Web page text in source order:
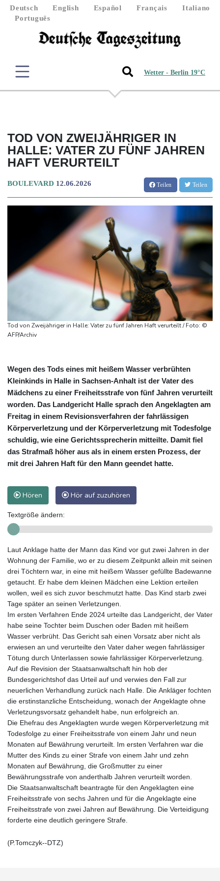
Deutsch English Español Français
Italiano
Português
Wetter - Berlin 19°C
TOD VON ZWEIJÄHRIGER IN
HALLE: VATER ZU FÜNF JAHREN
HAFT VERURTEILT
BOULEVARD 12.06.2026 Teilen Teilen
Tod von Zweijähriger in Halle: Vater zu fünf Jahren Haft verurteilt / Foto: ©
AFP/Archiv
Wegen des Tods eines mit heißem Wasser verbrühten
Kleinkinds in Halle in Sachsen-Anhalt ist der Vater des
Mädchens zu einer Freiheitsstrafe von fünf Jahren verurteilt
worden. Das Landgericht Halle sprach den Angeklagten am
Freitag in einem Revisionsverfahren der fahrlässigen
Körperverletzung und der Körperverletzung mit Todesfolge
schuldig, wie eine Gerichtssprecherin mitteilte. Damit fiel
das Strafmaß höher aus als in einem ersten Prozess, der
mit drei Jahren Haft für den Mann geendet hatte.
Hören Hör auf zuzuhören
Textgröße ändern:
Laut Anklage hatte der Mann das Kind vor gut zwei Jahren in der
Wohnung der Familie, wo er zu diesem Zeitpunkt allein mit seinen
drei Töchtern war, in eine mit heißem Wasser gefüllte Badewanne
getaucht. Er habe dem kleinen Mädchen eine Lektion erteilen
wollen, weil es sich zuvor beschmutzt hatte. Das Kind starb zwei
Tage später an seinen Verletzungen.
Im ersten Verfahren Ende 2024 urteilte das Landgericht, der Vater
habe seine Tochter beim Duschen oder Baden mit heißem
Wasser verbrüht. Das Gericht sah einen Vorsatz aber nicht als
erwiesen an und verurteilte den Vater daher wegen fahrlässiger
Tötung durch Unterlassen sowie fahrlässiger Körperverletzung.
Auf die Revision der Staatsanwaltschaft hin hob der
Bundesgerichtshof das Urteil auf und verwies den Fall zur
neuerlichen Verhandlung zurück nach Halle. Die Ankläger fochten
die erstinstanzliche Entscheidung, wonach der Angeklagte ohne
Verletzungsvorsatz gehandelt habe, nun erfolgreich an.
Die Ehefrau des Angeklagten wurde wegen Körperverletzung mit
Todesfolge zu einer Freiheitsstrafe von einem Jahr und neun
Monaten auf Bewährung verurteilt. Im ersten Verfahren war die
Mutter des Kinds zu einer Strafe von einem Jahr und zehn
Monaten auf Bewährung, die Großmutter zu einer
Bewährungsstrafe von anderthalb Jahren verurteilt worden.
Die Staatsanwaltschaft beantragte für den Angeklagten eine
Freiheitsstrafe von sechs Jahren und für die Angeklagte eine
Freiheitsstrafe von zwei Jahren auf Bewährung. Die Verteidigung
forderte eine deutlich geringere Strafe.
(P.Tomczyk--DTZ)